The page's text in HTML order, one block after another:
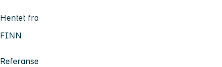
Hentet fra
FINN
Referanse